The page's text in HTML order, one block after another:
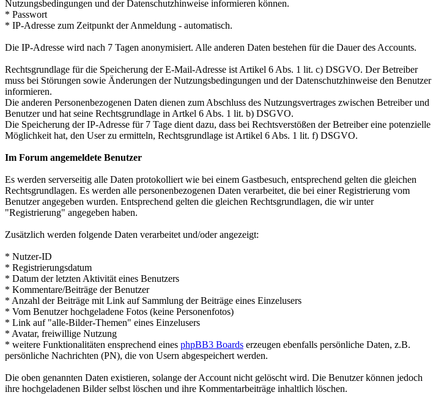
Nutzungsbedingungen und der Datenschutzhinweise informieren können.
* Passwort
* IP-Adresse zum Zeitpunkt der Anmeldung - automatisch.
Die IP-Adresse wird nach 7 Tagen anonymisiert. Alle anderen Daten bestehen für die Dauer des Accounts.
Rechtsgrundlage für die Speicherung der E-Mail-Adresse ist Artikel 6 Abs. 1 lit. c) DSGVO. Der Betreiber
muss bei Störungen sowie Änderungen der Nutzungsbedingungen und der Datenschutzhinweise den Benutzer
informieren.
Die anderen Personenbezogenen Daten dienen zum Abschluss des Nutzungsvertrages zwischen Betreiber und
Benutzer und hat seine Rechtsgrundlage in Artkel 6 Abs. 1 lit. b) DSGVO.
Die Speicherung der IP-Adresse für 7 Tage dient dazu, dass bei Rechtsverstößen der Betreiber eine potenzielle
Möglichkeit hat, den User zu ermitteln, Rechtsgrundlage ist Artikel 6 Abs. 1 lit. f) DSGVO.
Im Forum angemeldete Benutzer
Es werden serverseitig alle Daten protokolliert wie bei einem Gastbesuch, entsprechend gelten die gleichen
Rechtsgrundlagen. Es werden alle personenbezogenen Daten verarbeitet, die bei einer Registrierung vom
Benutzer angegeben wurden. Entsprechend gelten die gleichen Rechtsgrundlagen, die wir unter
"Registrierung" angegeben haben.
Zusätzlich werden folgende Daten verarbeitet und/oder angezeigt:
* Nutzer-ID
* Registrierungsdatum
* Datum der letzten Aktivität eines Benutzers
* Kommentare/Beiträge der Benutzer
* Anzahl der Beiträge mit Link auf Sammlung der Beiträge eines Einzelusers
* Vom Benutzer hochgeladene Fotos (keine Personenfotos)
* Link auf "alle-Bilder-Themen" eines Einzelusers
* Avatar, freiwillige Nutzung
* weitere Funktionalitäten ensprechend eines phpBB3 Boards erzeugen ebenfalls persönliche Daten, z.B.
persönliche Nachrichten (PN), die von Usern abgespeichert werden.
Die oben genannten Daten existieren, solange der Account nicht gelöscht wird. Die Benutzer können jedoch
ihre hochgeladenen Bilder selbst löschen und ihre Kommentarbeiträge inhaltlich löschen.